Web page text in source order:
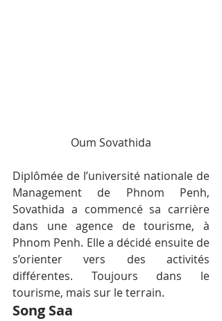
Oum Sovathida
Diplômée de l’université nationale de
Management de Phnom Penh,
Sovathida a commencé sa carrière
dans une agence de tourisme, à
Phnom Penh. Elle a décidé ensuite de
s’orienter vers des activités
différentes. Toujours dans le
tourisme, mais sur le terrain.
Song Saa